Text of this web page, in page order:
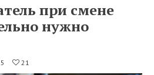
при смене
нужно
21